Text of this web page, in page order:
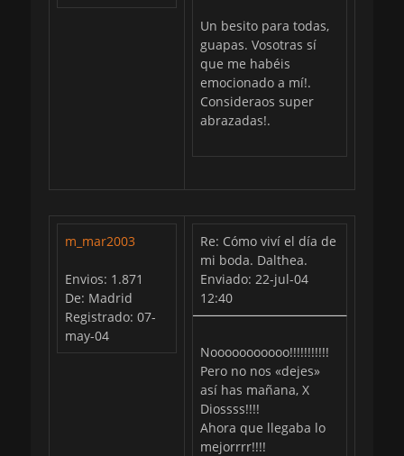
Un besito para todas,
guapas. Vosotras sí
que me habéis
emocionado a mí!.
Consideraos super
abrazadas!.
m_mar2003
Envios: 1.871
De: Madrid
Registrado: 07-
may-04
Re: Cómo viví el día de
mi boda. Dalthea.
Enviado: 22-jul-04
12:40
Nooooooooooo!!!!!!!!!!!
Pero no nos «dejes»
así has mañana, X
Diossss!!!!
Ahora que llegaba lo
mejorrrr!!!!